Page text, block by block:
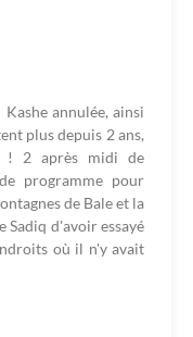
annulée, ainsi
plus depuis 2 ans,
! 2 après midi de
programme pour
de Bale et la
Sadiq d'avoir essayé
où il n'y avait